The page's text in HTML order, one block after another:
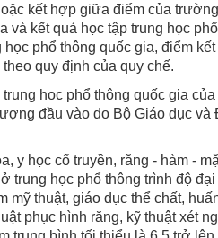
kết hợp giữa điểm của
và kết quả học tập trung học
phổ thông quốc gia, điểm
quy định của quy chế.
học phổ thông quốc gia
đầu vào do Bộ Giáo dục và
y học cổ truyền, răng - hàm -
trung học phổ thông trình độ
thuật, giáo dục thể chất,
phục hình răng, kỹ thuật xét